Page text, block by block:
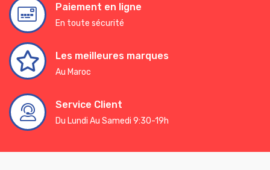
Paiement en ligne
En toute sécurité
Les meilleures marques
Au Maroc
Service Client
Du Lundi Au Samedi 9:30-19h